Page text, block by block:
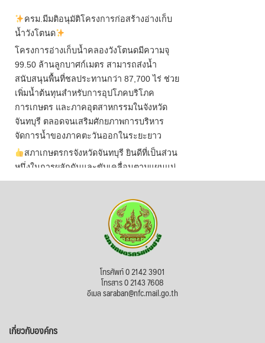
ครม.มีมติอนุมัติโครงการก่อสร้างอ่างเก็บ
น้ำวังโตนด
โครงการอ่างเก็บน้ำคลองวังโตนดมีความจุ
99.50 ล้านลูกบาศก์เมตร สามารถส่งน้ำ
สนับสนุนพื้นที่ชลประทานกว่า 87,700 ไร่ ช่วย
เพิ่มน้ำต้นทุนสำหรับการอุปโภคบริโภค
การเกษตร และภาคอุตสาหกรรมในจังหวัด
จันทบุรี ตลอดจนเสริมศักยภาพการบริหาร
จัดการน้ำของภาคตะวันออกในระยะยาว
สภาเกษตรกรจังหวัดจันทบุรี ยินดีที่เป็นส่วน
หนึ่งในการผลักดันและขับเคลื่อนตามแผนแม่
บทเพื่อพั ...See More
ไม่สามารถดูเนื้อหานี้ได้ในขณะนี้
สภาเกษตรกรแห่งชาติ
กรมการค้าต่างประเทศ กระทรวงพาณิชย์ เปิด
ไทยในช่วง 6 เดือนของปี 2569 (ม.ค.-มิ.ย.) มี
โทรศัพท์ 0 2142 3901
โทรสาร 0 2143 7608
อีเมล saraban@nfc.mail.go.th
เกี่ยวกับองค์กร